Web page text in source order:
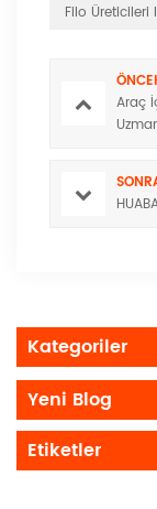
Filo Üreticileri
Araç
Kategoriler
Yeni Blog
Etiketler